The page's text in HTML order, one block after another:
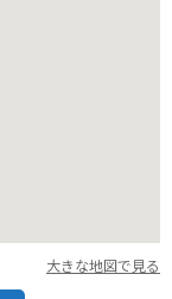
大きな地図で見る